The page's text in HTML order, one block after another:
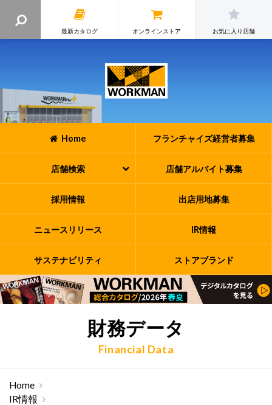
最新カタログ オンラインストア お気に入り店舗
Home フランチャイズ経営者募集
店舗検索 店舗アルバイト募集
採用情報 出店用地募集
ニュースリリース IR情報
サステナビリティ ストアブランド
財務データ
Financial Data
Home
IR情報